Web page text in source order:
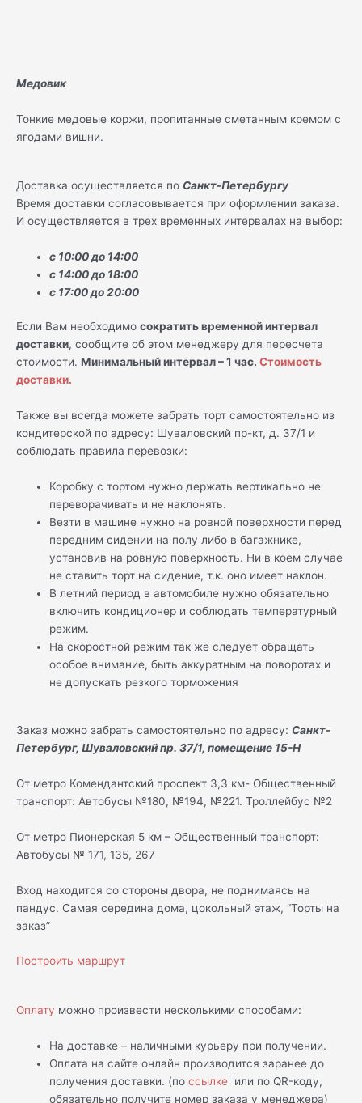
Медовик
Тонкие медовые коржи, пропитанные сметанным кремом с
ягодами вишни.
Доставка осуществляется по Санкт-Петербургу
Время доставки согласовывается при оформлении заказа.
И осуществляется в трех временных интервалах на выбор:
с 10:00 до 14:00
с 14:00 до 18:00
с 17:00 до 20:00
Если Вам необходимо сократить временной интервал
доставки, сообщите об этом менеджеру для пересчета
стоимости. Минимальный интервал – 1 час. Стоимость
доставки.
Также вы всегда можете забрать торт самостоятельно из
кондитерской по адресу: Шуваловский пр-кт, д. 37/1 и
соблюдать правила перевозки:
Коробку с тортом нужно держать вертикально не
переворачивать и не наклонять.
Везти в машине нужно на ровной поверхности перед
передним сидении на полу либо в багажнике,
установив на ровную поверхность. Ни в коем случае
не ставить торт на сидение, т.к. оно имеет наклон.
В летний период в автомобиле нужно обязательно
включить кондиционер и соблюдать температурный
режим.
На скоростной режим так же следует обращать
особое внимание, быть аккуратным на поворотах и
не допускать резкого торможения
Заказ можно забрать самостоятельно по адресу: Санкт-
Петербург, Шуваловский пр. 37/1, помещение 15-Н
От метро Комендантский проспект 3,3 км- Общественный
транспорт: Автобусы №180, №194, №221. Троллейбус №2
От метро Пионерская 5 км – Общественный транспорт:
Автобусы № 171, 135, 267
Вход находится со стороны двора, не поднимаясь на
пандус. Самая середина дома, цокольный этаж, “Торты на
заказ”
Построить маршрут
Оплату можно произвести несколькими способами:
На доставке – наличными курьеру при получении.
Оплата на сайте онлайн производится заранее до
получения доставки. (поссылке или по QR-коду,
обязательно получите номер заказа у менеджера)